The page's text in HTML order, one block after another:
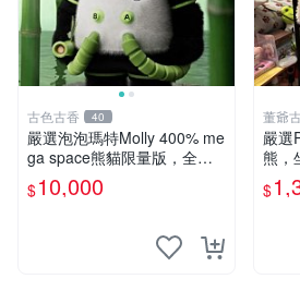
古色古香 40
嚴選泡泡瑪特Molly 400% me
ga space熊貓限量版，全新
附原Packaging。拍下即視頻
確認。 泡泡瑪特 Molly 400%
$10,000
董爺
嚴選
熊，
愛
o熊
$